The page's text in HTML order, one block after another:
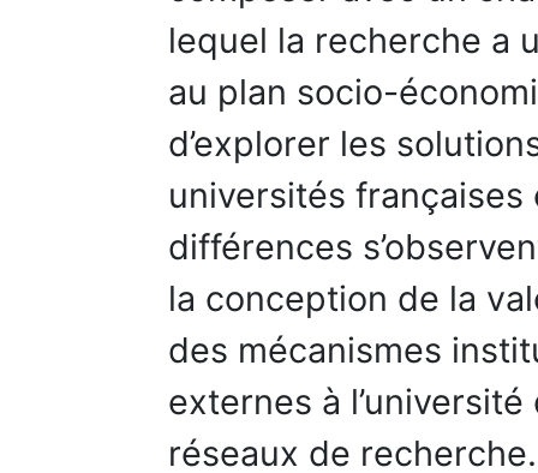
lequel la recherche a
au plan socio-
d’explorer les
universités
différences
la conception de la
des mécanismes
externes à
réseaux de